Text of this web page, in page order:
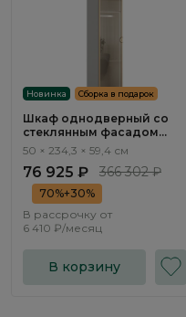
Новинка Сборка в подарок
Шкаф однодверный со
стеклянным фасадом
Тиара / Tiara RT311.1.F
50 × 234,3 × 59,4 см
76 925 ₽ 366 302 ₽
70%+30%
В рассрочку от
6 410 ₽/месяц
В корзину